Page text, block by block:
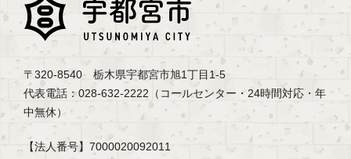
〒320-8540 栃木県宇都宮市旭1丁目1-5
代表電話：028-632-2222（コールセンター・24時間対応・年
中無休）
【法人番号】7000020092011